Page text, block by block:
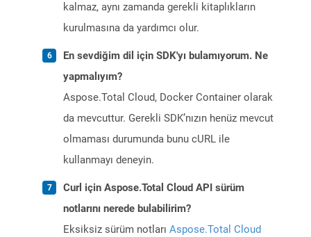
kalmaz, aynı zamanda gerekli kitaplıkların
kurulmasına da yardımcı olur.
En sevdiğim dil için SDK'yı bulamıyorum. Ne
yapmalıyım?
Aspose.Total Cloud, Docker Container olarak
da mevcuttur. Gerekli SDK’nızın henüz mevcut
olmaması durumunda bunu cURL ile
kullanmayı deneyin.
Curl için Aspose.Total Cloud API sürüm
notlarını nerede bulabilirim?
Eksiksiz sürüm notları Aspose.Total Cloud